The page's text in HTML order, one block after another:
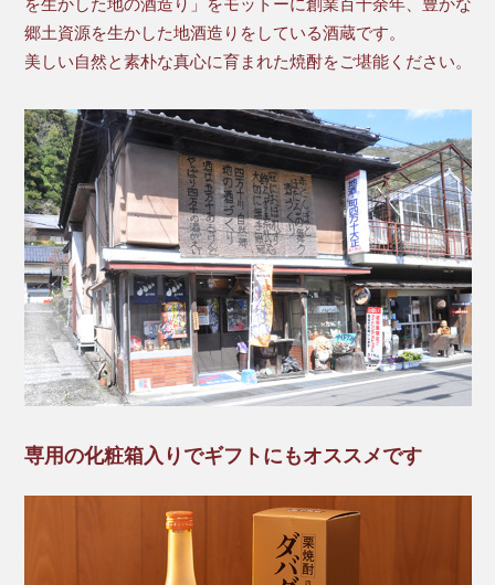
を生かした地の酒造り」をモットーに創業百十余年、豊かな
郷土資源を生かした地酒造りをしている酒蔵です。
美しい自然と素朴な真心に育まれた焼酎をご堪能ください。
専用の化粧箱入りでギフトにもオススメです